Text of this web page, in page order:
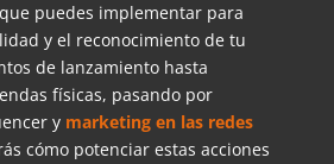
puedes implementar para
y el reconocimiento de tu
de lanzamiento hasta
físicas, pasando por
y marketing en las redes
cómo potenciar estas acciones